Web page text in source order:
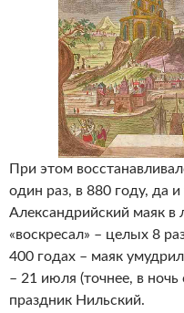
При этом
один раз, в 880 году, да
Александрийский маяк в
«воскресал» – целых 8
400 годах – маяк
– 21 июля (точнее, в
праздник Нильский.